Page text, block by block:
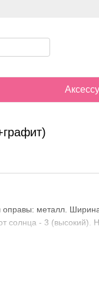
оправы: металл.
солнца - 3 (высокий).